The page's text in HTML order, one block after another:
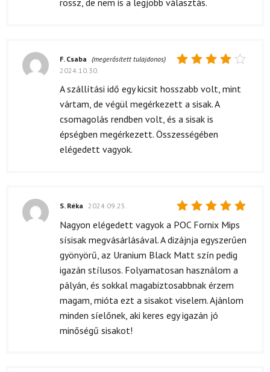
4/ 5
F. Csaba (megerősített tulajdonos)
2024.10.30.
A szállítási idő egy kicsit hosszabb volt, mint
vártam, de végül megérkezett a sisak. A
csomagolás rendben volt, és a sisak is
épségben megérkezett. Összességében
elégedett vagyok.
Értékelés:
S. Réka 2024.09.25.
Nagyon elégedett vagyok a POC Fornix Mips
sísisak megvásárlásával. A dizájnja egyszerűen
gyönyörű, az Uranium Black Matt szín pedig
igazán stílusos. Folyamatosan használom a
pályán, és sokkal magabiztosabbnak érzem
magam, mióta ezt a sisakot viselem. Ajánlom
minden síelőnek, aki keres egy igazán jó
minőségű sisakot!